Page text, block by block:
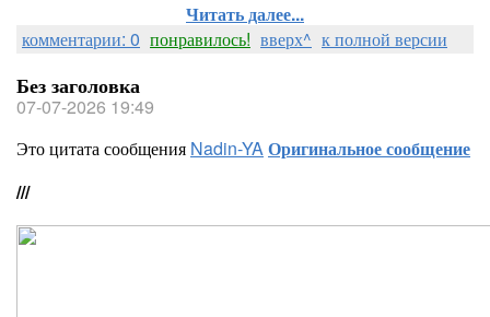
Читать далее...
комментарии: 0 понравилось! вверх^ к полной версии
Без заголовка
07-07-2026 19:49
Это цитата сообщения Nadin-YAОригинальное сообщение
///